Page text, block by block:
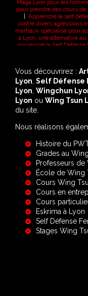
Maga Lyon pour les
pour prendre des cours
Apprendre le self
contre divers agressions
martiaux spécialisé pour
à Lyon, une alternative au
apprendre le Self Défense
arts martiaux| Self
les hommes. Le Kung
Nous enseignons les arts
Wingtsun et de
Vous découvrirez :
Lyon, Self Défense
Lyon, Wingchun
Lyon ou Wing Tsun
du site.
Nous réalisons
Histoire du
Grades au
Professeurs de
École de Wing
Cours Wing
Cours en
Cours
Eskrima à Lyon
Self Défense
Stages Wing